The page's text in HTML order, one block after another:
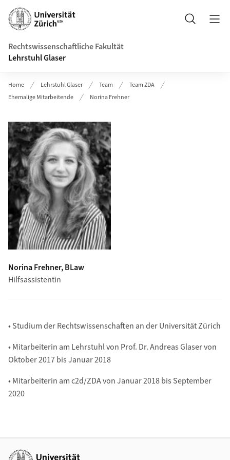
Header
Suche
Rechtswissenschaftliche Fakultät
Lehrstuhl Glaser
Home Lehrstuhl Glaser Team
Team ZDA
Ehemalige Mitarbeitende
Norina Frehner
Norina Frehner, BLaw
Hilfsassistentin
• Studium der Rechtswissenschaften an der Universität Zürich
• Mitarbeiterin am Lehrstuhl von Prof. Dr. Andreas Glaser von
Oktober 2017 bis Januar 2018
• Mitarbeiterin am c2d/ZDA von Januar 2018 bis September
2020
Weiterführende Links